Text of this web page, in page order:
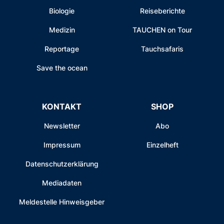
Biologie
Medizin
Reportage
Save the ocean
Reiseberichte
TAUCHEN on Tour
Tauchsafaris
KONTAKT
Newsletter
Impressum
Datenschutzerklärung
Mediadaten
Meldestelle Hinweisgeber
SHOP
Abo
Einzelheft